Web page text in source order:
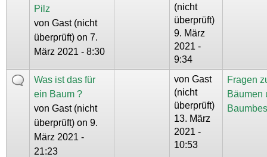
Pilz
von Gast (nicht
überprüft) on 7.
März 2021 - 8:30
(nicht
überprüft)
9. März
2021 -
9:34
Was ist das für
ein Baum ?
von Gast (nicht
überprüft) on 9.
März 2021 -
21:23
von Gast
(nicht
überprüft)
13. März
2021 -
10:53
Fragen
Bäumen